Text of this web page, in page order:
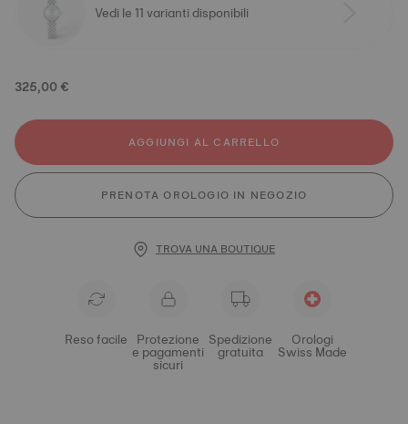
Vedi le 11 varianti disponibili
325,00 €
AGGIUNGI AL CARRELLO
PRENOTA OROLOGIO IN NEGOZIO
TROVA UNA BOUTIQUE
Reso facile Protezione
e pagamenti
sicuri
Spedizione
gratuita
Orologi
Swiss Made